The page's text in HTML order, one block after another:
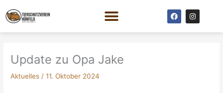
Inhalt
F
a
c
e
I
n
s
t
Update zu Opa Jake
Aktuelles /11. Oktober 2024